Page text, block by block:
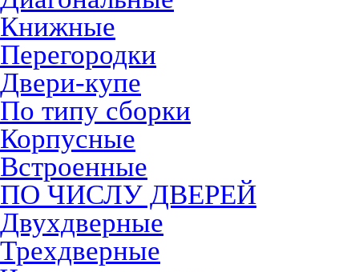
Книжные
Перегородки
Двери-купе
По типу сборки
Корпусные
Встроенные
ПО ЧИСЛУ ДВЕРЕЙ
Двухдверные
Трехдверные